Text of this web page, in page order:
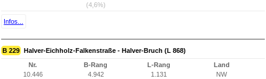
(4,6%)
Infos...
B 229 Halver-Eichholz-Falkenstraße - Halver-Bruch (L 868)
Nr.
10.446
B-Rang
4.942
L-Rang
1.131
Land
NW